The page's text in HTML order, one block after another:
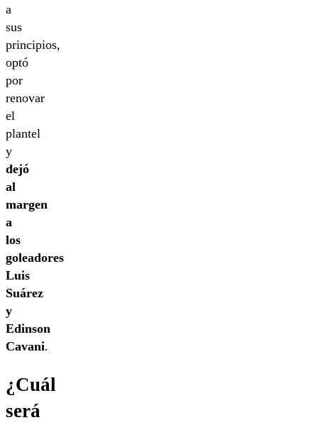
a
sus
principios,
optó
por
renovar
el
plantel
y
dejó
al
margen
a
los
goleadores
Luis
Suárez
y
Edinson
Cavani.
¿Cuál
será